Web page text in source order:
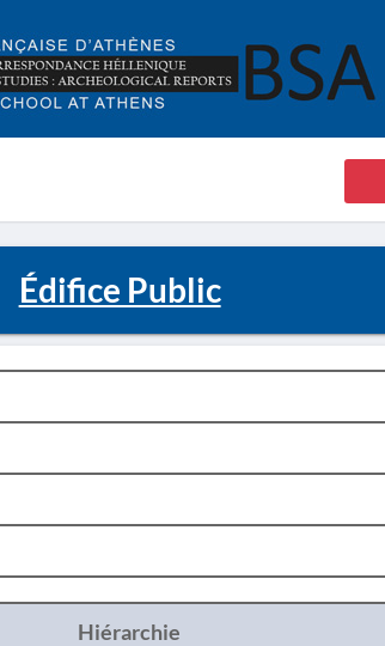
Édifice Public
Hiérarchie